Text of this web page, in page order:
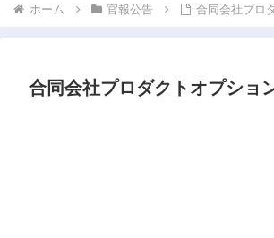
ホーム 官報公告 合同会社プロ
合同会社プロダクトオプショ